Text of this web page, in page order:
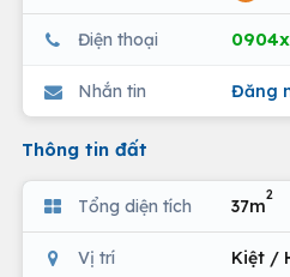
Điện thoại
Nhắn tin Đăng
Thông tin đất
Tổng diện tích 37m
2
Vị trí Kiệt /